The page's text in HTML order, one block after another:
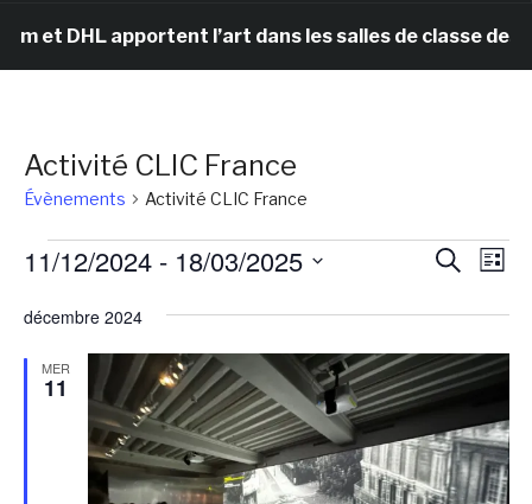
et DHL apportent l’art dans les salles de classe des
Activité CLIC France
Évènements Activité CLIC France
Évènements
de
vues
Liste
11/12/2024 - 18/03/2025
une
date.
décembre 2024
MER
11